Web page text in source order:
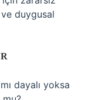
duygusal
dayalı yoksa